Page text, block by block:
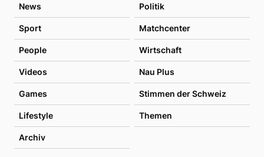
News Politik
Sport Matchcenter
People Wirtschaft
Videos Nau Plus
Games Stimmen der Schweiz
Lifestyle Themen
Archiv